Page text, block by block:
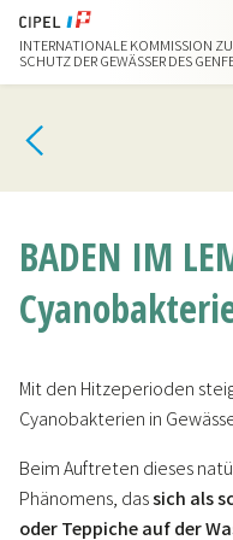
INTERNATIONALE KOMMISSION
SCHUTZ DER GEWÄSSER DES
LIMNOTHEK
WASSERAKTIVITÄTEN
KONTAKT & ANFAHRT
BADEN IM
Mit den Hitzeperioden
Cyanobakterien in
Beim Auftreten dieses
Phänomens, dassich als
oder Teppiche auf der